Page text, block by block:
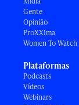
Gente
Opinião
ProXXIma
Women To Watch
Plataformas
Podcasts
Vídeos
Webinars